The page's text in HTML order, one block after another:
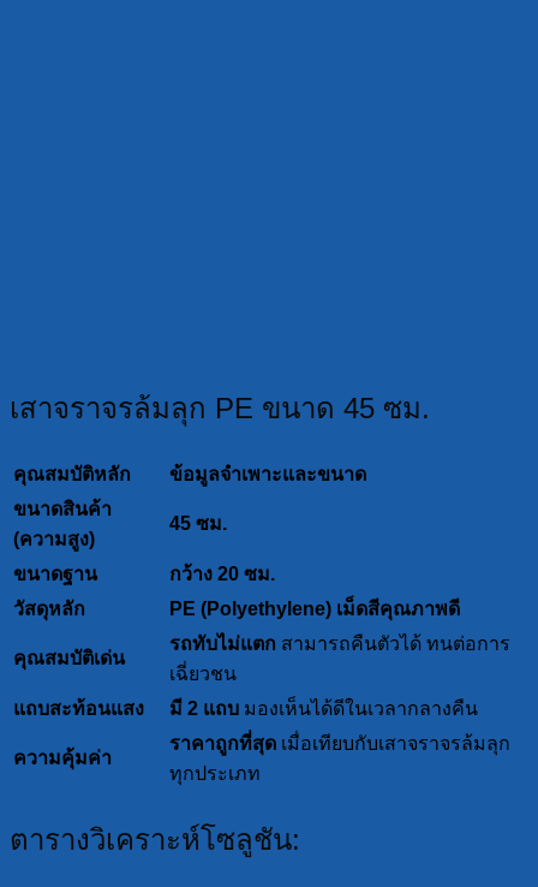
เสาจราจรล้มลุก PE ขนาด 45 ซม.
คุณสมบัติหลัก
ข้อมูลจำเพาะและขนาด
ขนาดสินค้า
(ความสูง)
45 ซม.
ขนาดฐาน
กว้าง 20 ซม.
วัสดุหลัก
PE (Polyethylene) เม็ดสีคุณภาพดี
คุณสมบัติเด่น
รถทับไม่แตก สามารถคืนตัวได้ ทนต่อการ
เฉี่ยวชน
แถบสะท้อนแสง
มี 2 แถบ มองเห็นได้ดีในเวลากลางคืน
ความคุ้มค่า
ราคาถูกที่สุด เมื่อเทียบกับเสาจราจรล้มลุก
ทุกประเภท
ตารางวิเคราะห์โซลูชัน: